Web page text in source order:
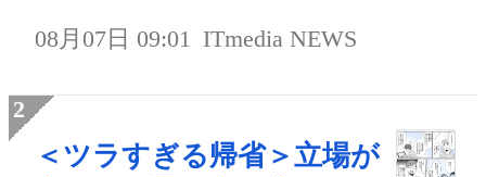
08月07日 09:01 ITmedia NEWS
＜ツラすぎる帰省＞立場が